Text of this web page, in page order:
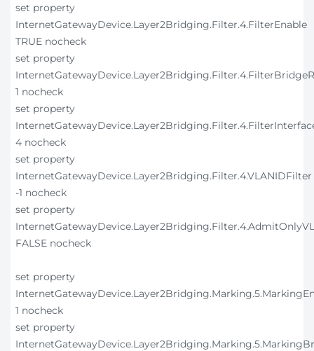
set property
InternetGatewayDevice.Layer2Bridging.Filter.4.FilterEnable
TRUE nocheck
set property
1 nocheck
set property
4 nocheck
set property
InternetGatewayDevice.Layer2Bridging.Filter.4.VLANIDFilter
-1 nocheck
set property
FALSE nocheck
set property
1 nocheck
set property